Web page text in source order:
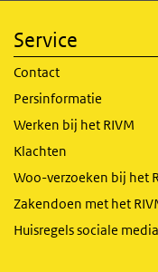
Service
Contact
Persinformatie
Werken bij het RIVM
Klachten
Woo-verzoeken bij het
Zakendoen met het
Huisregels sociale media